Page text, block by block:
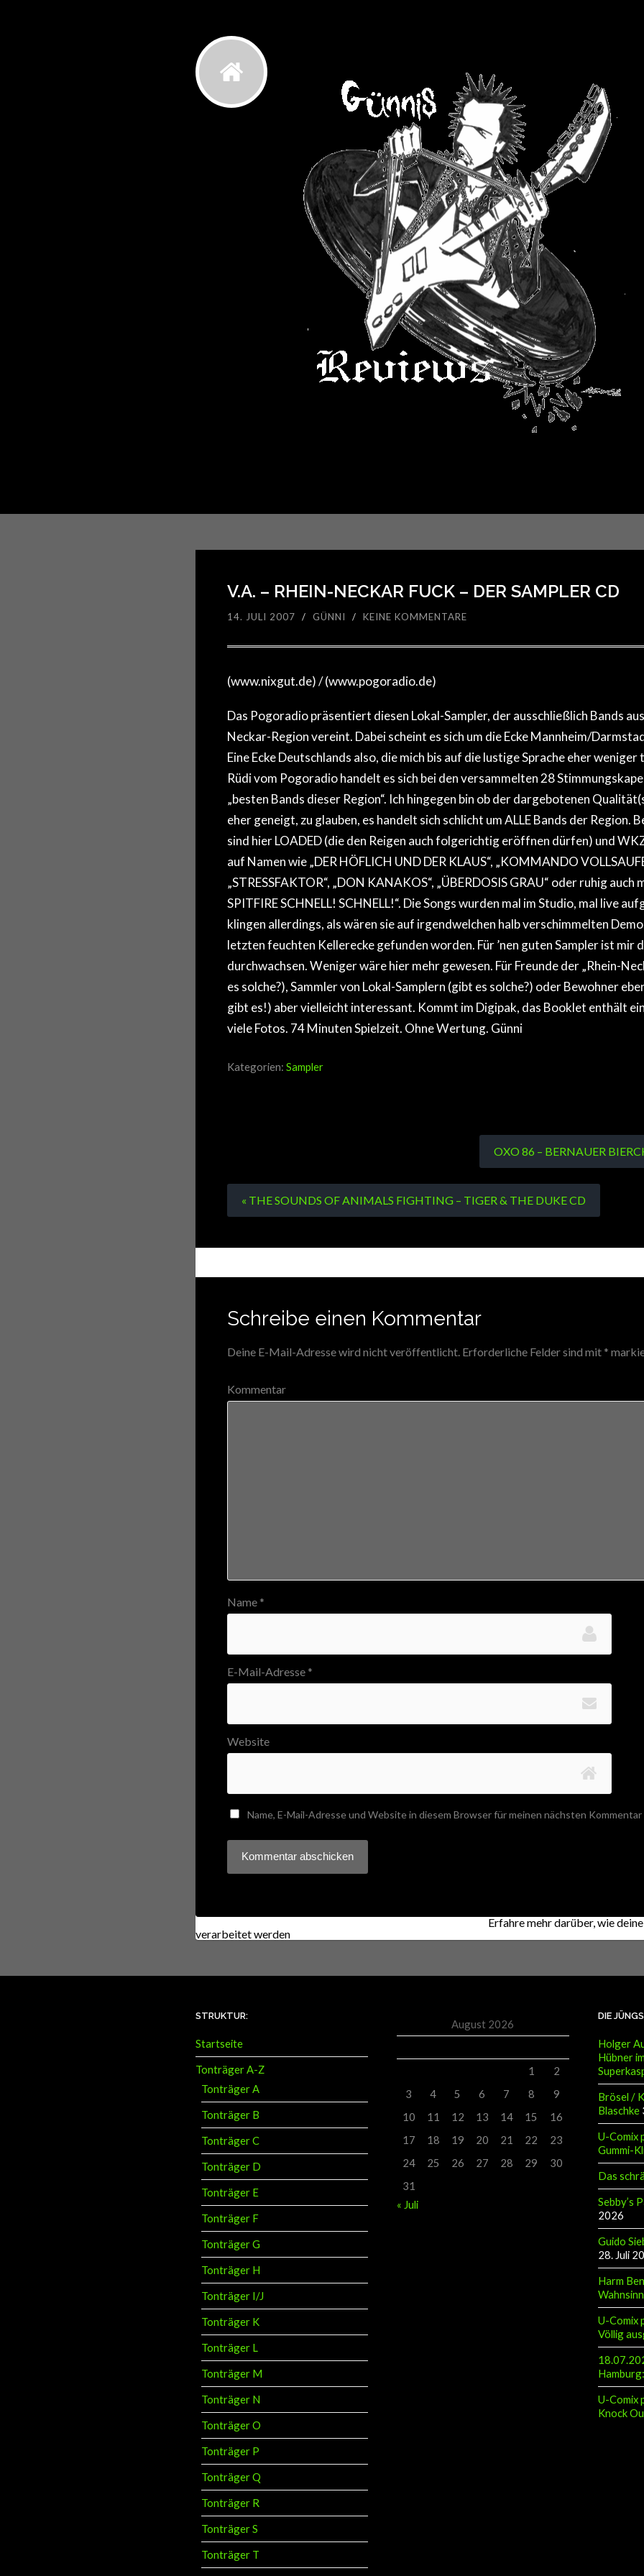
V.A. – RHEIN-NECKAR FUCK – DER SAMPLER CD
14. JULI 2007 / GÜNNI / KEINE KOMMENTARE
(www.nixgut.de) / (www.pogoradio.de)
Das Pogoradio präsentiert diesen Lokal-Sampler, der ausschließlich Bands
Neckar-Region vereint. Dabei scheint es sich um die Ecke Mannheim/
Eine Ecke Deutschlands also, die mich bis auf die lustige Sprache eher
Rüdi vom Pogoradio handelt es sich bei den versammelten 28
„besten Bands dieser Region“. Ich hingegen bin ob der dargebotenen
eher geneigt, zu glauben, es handelt sich schlicht um ALLE Bands der Region.
sind hier LOADED (die den Reigen auch folgerichtig eröffnen dürfen) und
auf Namen wie „DER HÖFLICH UND DER KLAUS“, „KOMMANDO
„STRESSFAKTOR“, „DON KANAKOS“, „ÜBERDOSIS GRAU“ oder ruhig auch
SPITFIRE SCHNELL! SCHNELL!“. Die Songs wurden mal im Studio, mal live
klingen allerdings, als wären sie auf irgendwelchen halb verschimmelten
letzten feuchten Kellerecke gefunden worden. Für ’nen guten Sampler ist mir
durchwachsen. Weniger wäre hier mehr gewesen. Für Freunde der „Rhein-
es solche?), Sammler von Lokal-Samplern (gibt es solche?) oder Bewohner
gibt es!) aber vielleicht interessant. Kommt im Digipak, das Booklet enthält
viele Fotos. 74 Minuten Spielzeit. Ohne Wertung. Günni
Kategorien: Sampler
OXO 86 – BERNAUER
« THE SOUNDS OF ANIMALS FIGHTING – TIGER & THE DUKE CD
Schreibe einen Kommentar
Deine E-Mail-Adresse wird nicht veröffentlicht. Erforderliche Felder sind mit *
Kommentar
Name *
E-Mail-Adresse *
Website
Name, E-Mail-Adresse und Website in diesem Browser für meinen nächsten Kommentar
Diese Website verwendet Akismet, um Spam zu reduzieren.Erfahre mehr darüber, wie
verarbeitet werden.
STRUKTUR:
Startseite
Tonträger A-Z
Tonträger A
Tonträger B
Tonträger C
Tonträger D
Tonträger E
Tonträger F
Tonträger G
Tonträger H
Tonträger I/J
Tonträger K
Tonträger L
Tonträger M
Tonträger N
Tonträger O
Tonträger P
Tonträger Q
Tonträger R
Tonträger S
Tonträger T
August 2026
1 2
3 4 5 6 7 8
9
10
11 12 13 14 15
16
17
18 19 20 21 22
23
24
25 26 27 28 29
30
31
« Juli
DIE
Holger
Hübner
Brösel /
Blaschke
U-Comix
Gummi-
Das
Sebby’s
2026
Guido
28. Juli
Harm
U-Comix
Völlig
U-Comix
Knock